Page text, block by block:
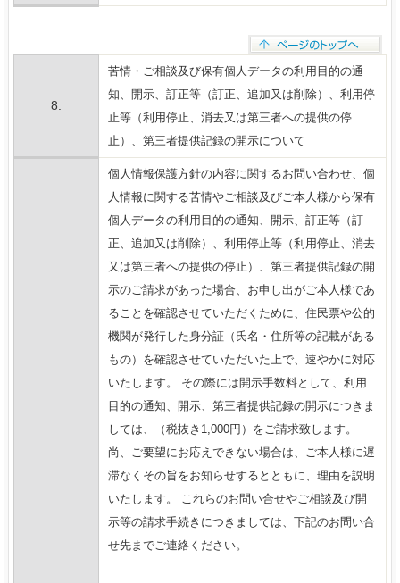
8.
苦情・ご相談及び保有個人データの利用目的の通
知、開示、訂正等（訂正、追加又は削除）、利用停
止等（利用停止、消去又は第三者への提供の停
止）、第三者提供記録の開示について
個人情報保護方針の内容に関するお問い合わせ、個
人情報に関する苦情やご相談及びご本人様から保有
個人データの利用目的の通知、開示、訂正等（訂
正、追加又は削除）、利用停止等（利用停止、消去
又は第三者への提供の停止）、第三者提供記録の開
示のご請求があった場合、お申し出がご本人様であ
ることを確認させていただくために、住民票や公的
機関が発行した身分証（氏名・住所等の記載がある
もの）を確認させていただいた上で、速やかに対応
いたします。 その際には開示手数料として、利用
目的の通知、開示、第三者提供記録の開示につきま
しては、（税抜き1,000円）をご請求致します。
尚、ご要望にお応えできない場合は、ご本人様に遅
滞なくその旨をお知らせするとともに、理由を説明
いたします。 これらのお問い合せやご相談及び開
示等の請求手続きにつきましては、下記のお問い合
せ先までご連絡ください。